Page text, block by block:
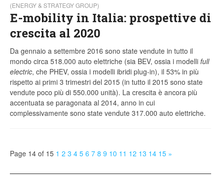
(ENERGY & STRATEGY GROUP)
E-mobility in Italia: prospettive di
crescita al 2020
Da gennaio a settembre 2016 sono state vendute in tutto il
mondo circa 518.000 auto elettriche (sia BEV, ossia i modelli full
electric, che PHEV, ossia i modelli ibridi plug-in), il 53% in più
rispetto ai primi 3 trimestri del 2015 (in tutto il 2015 sono state
vendute poco più di 550.000 unità). La crescita è ancora più
accentuata se paragonata al 2014, anno in cui
complessivamente sono state vendute 317.000 auto elettriche.
Page 14 of 15 1 2 3 4 5 6 7 8 9 10 11 12 13 14 15 »